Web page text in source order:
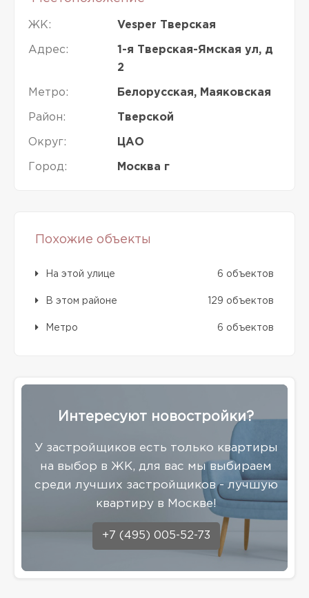
ЖК: Vesper Тверская
Адрес:
1-я Тверская-Ямская ул, д
2
Метро: Белорусская, Маяковская
Район: Тверской
Округ: ЦАО
Город: Москва г
Похожие объекты
На этой улице 6 объектов
В этом районе 129 объектов
Метро 6 объектов
Интересуют новостройки?
У застройщиков есть только квартиры
на выбор в ЖК, для вас мы выбираем
среди лучших застройщиков - лучшую
квартиру в Москве!
+7 (495) 005-52-73